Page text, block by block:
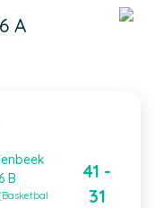
A
B
41 -
31